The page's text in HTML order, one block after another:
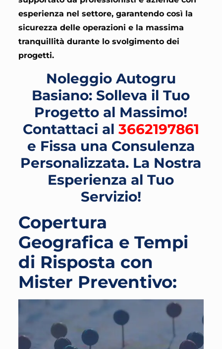
esperienza nel settore, garantendo così la
sicurezza delle operazioni e la massima
tranquillità durante lo svolgimento dei
progetti.
Noleggio Autogru
Basiano: Solleva il Tuo
Progetto al Massimo!
Contattaci al 3662197861
e Fissa una Consulenza
Personalizzata. La Nostra
Esperienza al Tuo
Servizio!
Copertura
Geografica e Tempi
di Risposta con
Mister Preventivo: